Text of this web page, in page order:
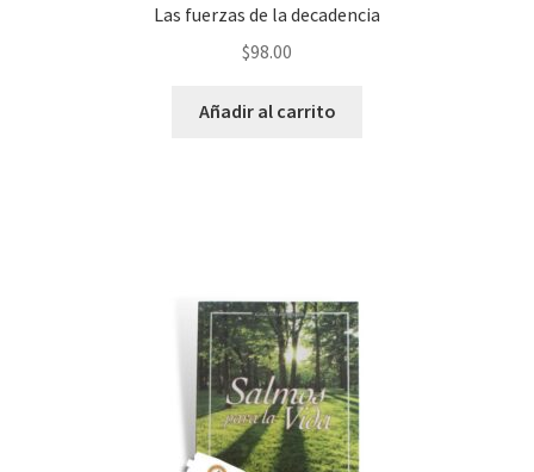
Las fuerzas de la decadencia
$98.00
Añadir al carrito